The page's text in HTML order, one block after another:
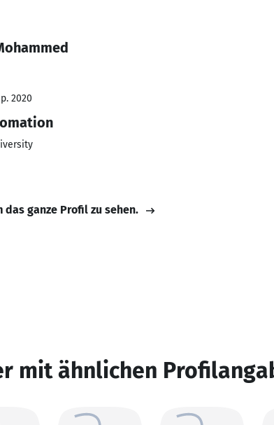
2020
das ganze Profil zu sehen.
mit ähnlichen